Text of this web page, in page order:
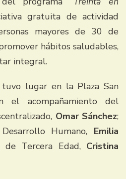
gratuita de actividad
mayores de 30 de
hábitos saludables,
integral.
lugar en la Plaza San
el acompañamiento del
Omar Sánchez;
Humano, Emilia
Tercera Edad, Cristina